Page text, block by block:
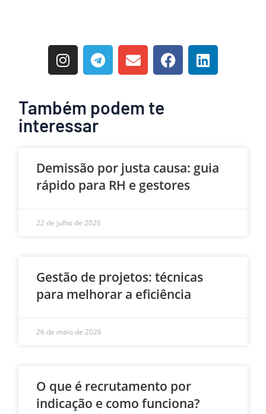
Também podem te
interessar
Demissão por justa causa: guia
rápido para RH e gestores
22 de julho de 2026
Gestão de projetos: técnicas
para melhorar a eficiência
26 de maio de 2026
O que é recrutamento por
indicação e como funciona?